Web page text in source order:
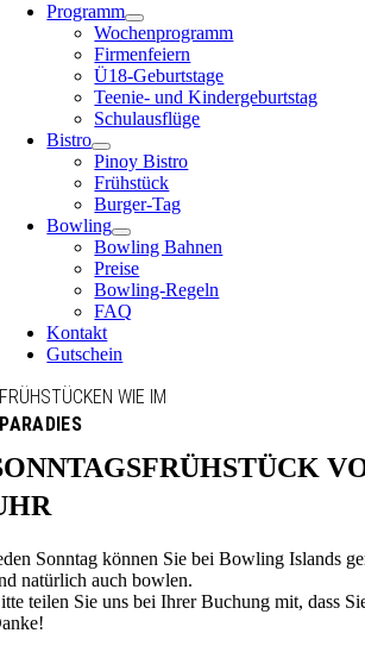
Programm
Wochenprogramm
Firmenfeiern
Ü18-Geburtstage
Teenie- und Kindergeburtstag
Schulausflüge
Bistro
Pinoy Bistro
Frühstück
Burger-Tag
Bowling
Bowling Bahnen
Preise
Bowling-Regeln
FAQ
Kontakt
Gutschein
FRÜHSTÜCKEN WIE IM
PARADIES
Sonntag können Sie bei Bowling Islands
natürlich auch bowlen.
teilen Sie uns bei Ihrer Buchung mit, dass